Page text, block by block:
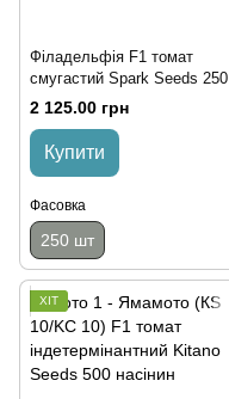
Філадельфія F1 томат
смугастий Spark Seeds 250
насінин
2 125.00 грн
Купити
Фасовка
250 шт
ХІТ